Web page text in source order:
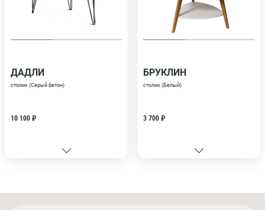
ДАДЛИ
столик (Серый бетон)
10 100 ₽
БРУКЛИН
столик (Белый)
3 700 ₽